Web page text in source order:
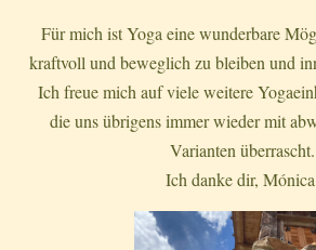
Für mich ist Yoga eine wunderbare
kraftvoll und beweglich zu bleiben und
Ich freue mich auf viele weitere
die uns übrigens immer wieder mit
Varianten überrascht.
Ich danke dir,